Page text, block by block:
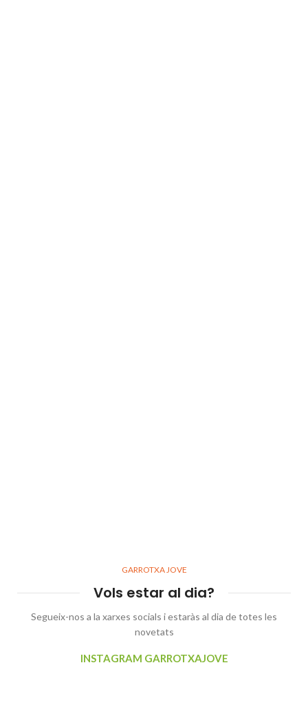
GARROTXA JOVE
Vols estar al dia?
Segueix-nos a la xarxes socials i estaràs al dia de totes les
novetats
INSTAGRAM GARROTXAJOVE